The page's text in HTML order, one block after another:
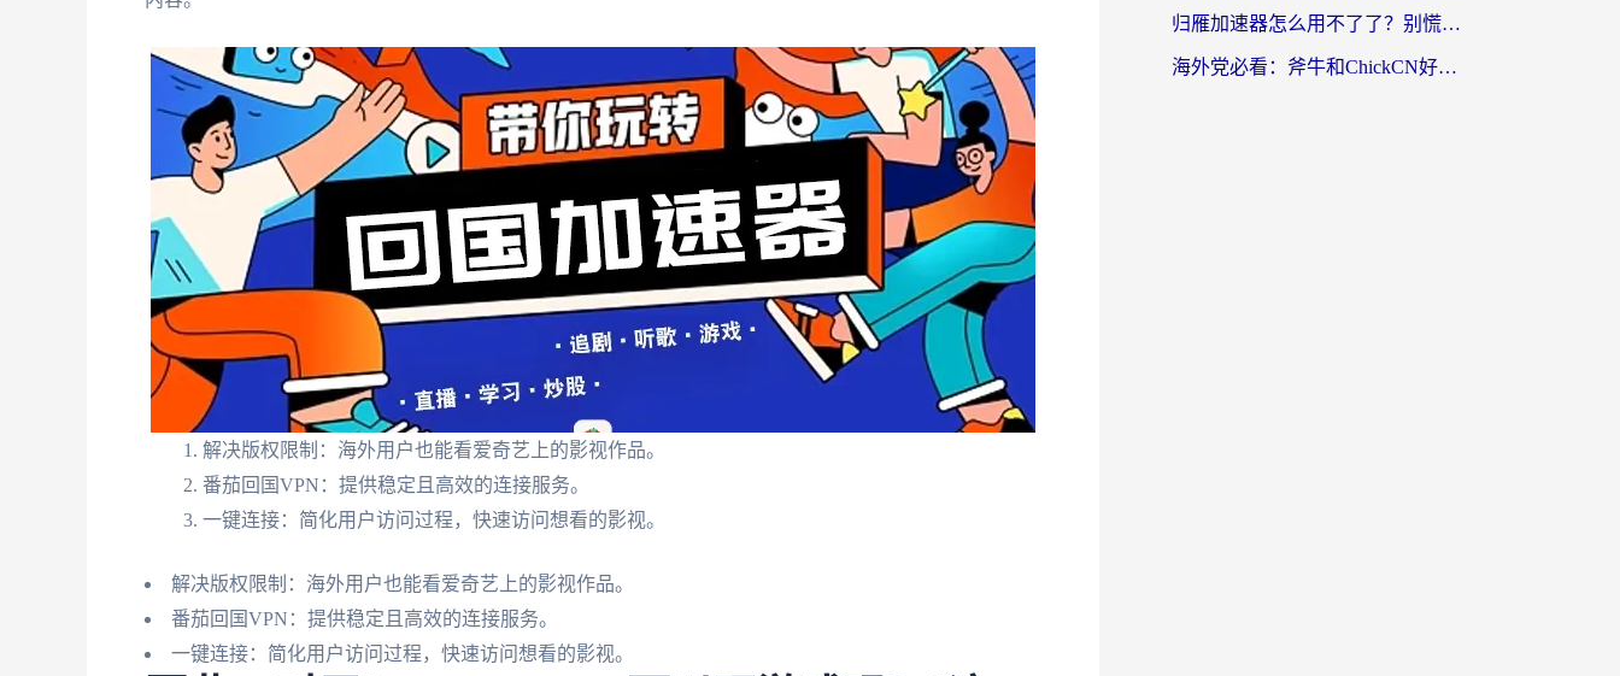
解决版权限制：海外用户也能看爱奇艺上的影视作品。
番茄回国VPN：提供稳定且高效的连接服务。
一键连接：简化用户访问过程，快速访问想看的影视。
解决版权限制：海外用户也能看爱奇艺上的影视作品。
番茄回国VPN：提供稳定且高效的连接服务。
一键连接：简化用户访问过程，快速访问想看的影视。
归雁加速器怎么用不了了？别慌，这篇指南教你如何丝滑“回家”
海外党必看：斧牛和ChickCN好用吗？3款热门加速器实测+番茄加速器深度体验